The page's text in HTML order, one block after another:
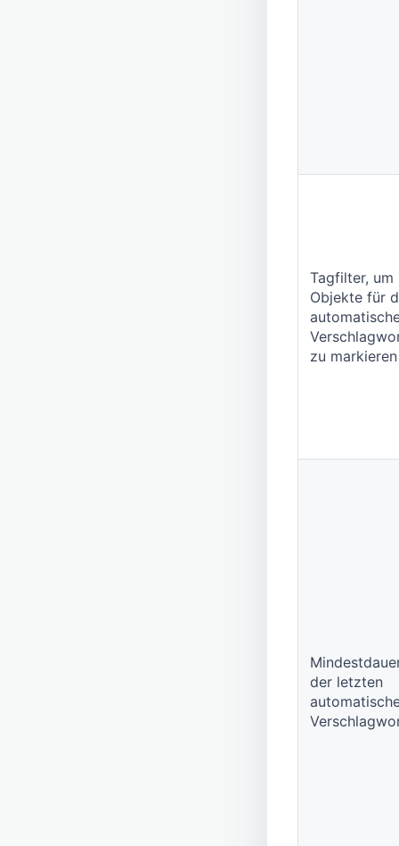
Tagfilter, um
Objekte für
zu markieren
der letzten